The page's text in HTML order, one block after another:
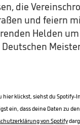
die
und feiern
Helden
hier klickst, siehst du Spotify-
ein, dass deine Daten zu
von Spotify